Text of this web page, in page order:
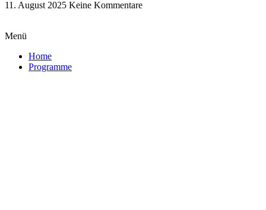
11. August 2025 Keine Kommentare
Menü
Home
Programme